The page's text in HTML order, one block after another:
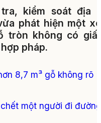
kiểm soát địa
phát hiện một
tròn không có
pháp.
8,7 m³ gỗ không rõ
một người đi đường